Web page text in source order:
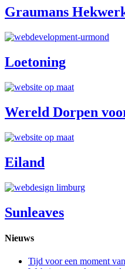
Graumans
Loetoning
Wereld Dorpen
Eiland
Sunleaves
Nieuws
Tijd voor een moment